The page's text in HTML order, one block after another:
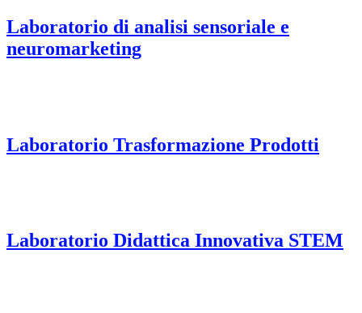
Laboratorio di analisi sensoriale e
neuromarketing
Laboratorio Trasformazione Prodotti
Laboratorio Didattica Innovativa STEM